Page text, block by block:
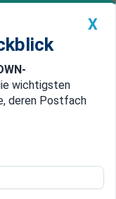
Premium
China
die
X
wichtigsten
deren Postfach